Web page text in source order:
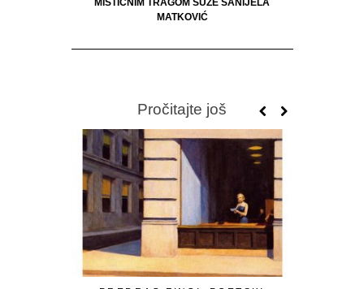
MISTIČNIM TRAGOM SUZE SANIJELA
MATKOVIĆ
Pročitajte još